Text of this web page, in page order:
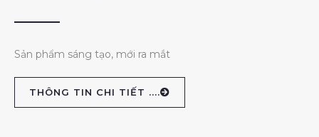
Sản phẩm sáng tạo, mới ra mắt
THÔNG TIN CHI TIẾT ....